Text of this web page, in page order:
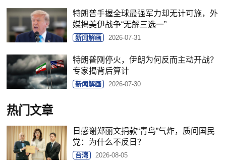
特朗普手握全球最强军力却无计可施，外
媒揭美伊战争“无解三选一”
新闻解画 2026-07-31
特朗普刚停火，伊朗为何反而主动开战？
专家揭背后算计
新闻解画 2026-07-30
热门文章
日感谢郑丽文捐款“青鸟”气炸，质问国民
党：为什么不反日？
台湾 2026-08-05